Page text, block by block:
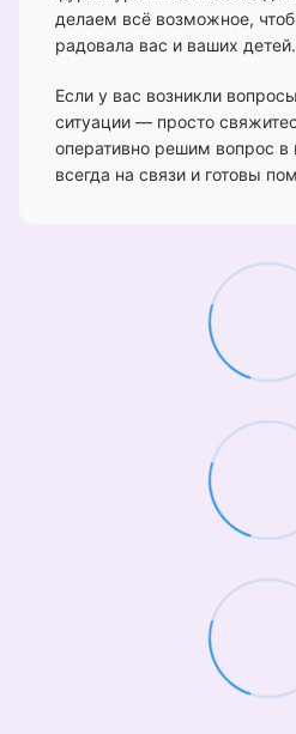
делаем всё возможное,
радовала вас и ваших детей.
Если у вас возникли
ситуации — просто
оперативно решим вопрос
всегда на связи и готовы